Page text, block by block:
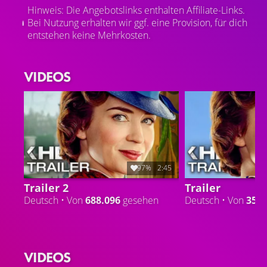
Hinweis: Die Angebotslinks enthalten Affiliate-Links.
Bei Nutzung erhalten wir ggf. eine Provision, für dich
entstehen keine Mehrkosten.
VIDEOS
97% 2:45
Trailer 2
Deutsch • Von688.096 gesehen
Trailer
Deutsch • Von
VIDEOS